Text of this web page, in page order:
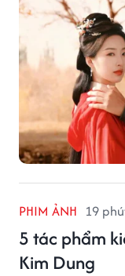
PHIM ẢNH 19
5 tác phẩm
Kim Dung